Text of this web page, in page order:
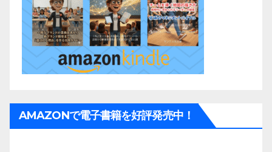
AMAZONで電子書籍を好評発売中！